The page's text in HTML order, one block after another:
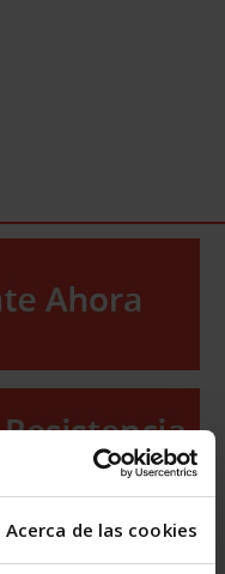
Acerca de las cookies